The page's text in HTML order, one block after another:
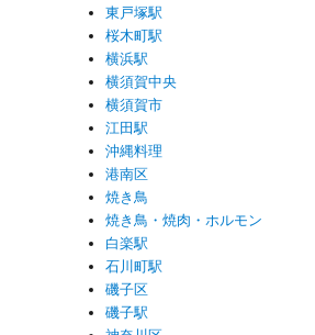
東戸塚駅
桜木町駅
横浜駅
横須賀中央
横須賀市
江田駅
沖縄料理
港南区
焼き鳥
焼き鳥・焼肉・ホルモン
白楽駅
石川町駅
磯子区
磯子駅